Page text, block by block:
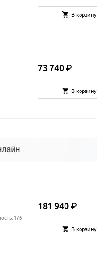
В корзину
73 740 ₽
В корзину
176
181 940 ₽
В корзину